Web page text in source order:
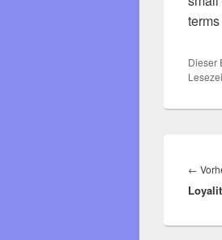
Dieser
←